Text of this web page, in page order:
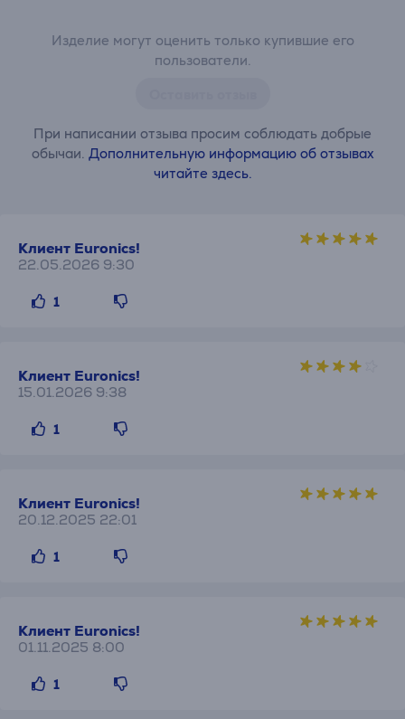
Изделие могут оценить только купившие его
пользователи.
При написании отзыва просим соблюдать добрые
обычаи. Дополнительную информацию об отзывах
читайте здесь.
Клиент Euronics!
22.05.2026 9:30
1
Клиент Euronics!
15.01.2026 9:38
1
Клиент Euronics!
20.12.2025 22:01
1
Клиент Euronics!
01.11.2025 8:00
1